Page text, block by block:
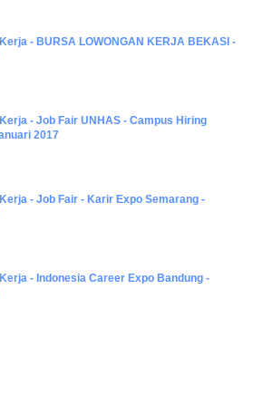
- BURSA LOWONGAN KERJA BEKASI -
- Job Fair UNHAS - Campus Hiring
2017
- Job Fair - Karir Expo Semarang -
- Indonesia Career Expo Bandung -